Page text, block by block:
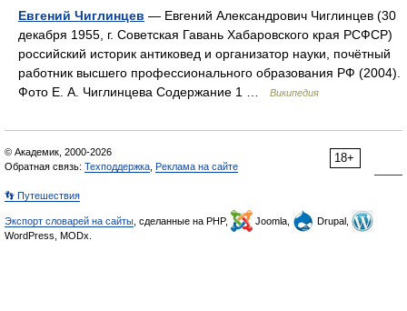
Евгений Чиглинцев — Евгений Александрович Чиглинцев (30
декабря 1955, г. Советская Гавань Хабаровского края РСФСР)
российский историк антиковед и организатор науки, почётный
работник высшего профессионального образования РФ (2004).
Фото Е. А. Чиглинцева Содержание 1 …
Википедия
18+
© Академик, 2000-2026
Обратная связь: Техподдержка Реклама на сайте
👣 Путешествия
Экспорт словарей на сайты , сделанные на PHP, Joomla,
Drupal,
WordPress, MODx.